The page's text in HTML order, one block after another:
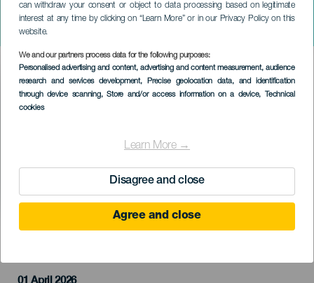
can withdraw your consent or object to data processing based on legitimate
interest at any time by clicking on “Learn More” or in our Privacy Policy on this
website.
We and our partners process data for the following purposes:
Personalised advertising and content, advertising and content measurement, audience
research and services development, Precise geolocation data, and identification
through device scanning, Store and/or access information on a device, Technical
cookies
Learn More →
Disagree and close
Agree and close
Tremenda от Petite Lorene
ГРАН-КАНАРИЯ
Imagen
Listado
01 April 2026